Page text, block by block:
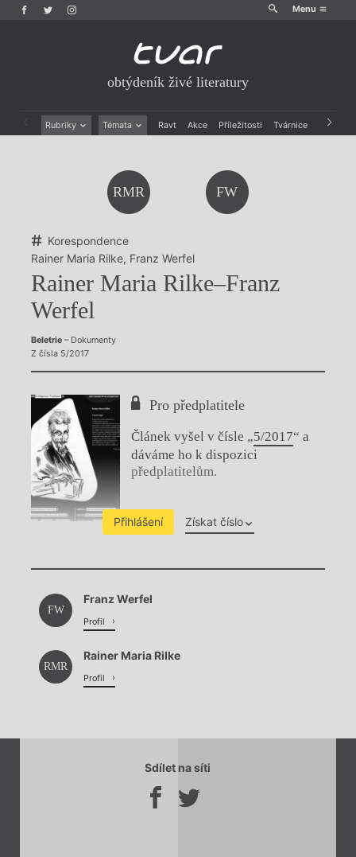
Menu
obtýdeník živé literatury
Rubriky Témata Ravt Akce Příležitosti Tvárnice Archiv
Recenze a reflexe
Historie kolonialismu
Výroční ceny
RMR FW
Korespondence
Rainer Maria Rilke, Franz Werfel
Rainer Maria Rilke–Franz
Werfel
Beletrie– Dokumenty
Z čísla 5/2017
Pro předplatitele
Článek vyšel v čísle „5/2017“ a
dáváme ho k dispozici
předplatitelům.
Přihlášení Získat číslo
Chviličku.
Načítá se.
FW
Franz Werfel
Profil
RMR
Rainer Maria Rilke
Profil
Sdílet na síti